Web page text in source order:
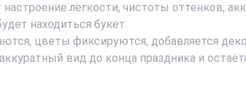
лёгкости, чистоты оттенков,
находиться букет.
цветы фиксируются, добавляется
вид до конца праздника и